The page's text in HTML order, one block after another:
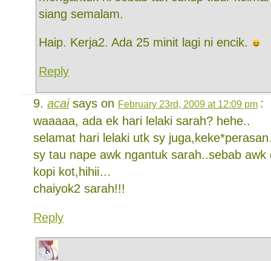
siang semalam.
Haip. Kerja2. Ada 25 minit lagi ni encik.
Reply
acaisays on February 23rd, 2009 at 12:09 pm :
waaaaa, ada ek hari lelaki sarah? hehe..
selamat hari lelaki utk sy
sy tau nape awk ngantuk sarah..sebab awk
kopi kot,hihii…
chaiyok2 sarah!!!
Reply